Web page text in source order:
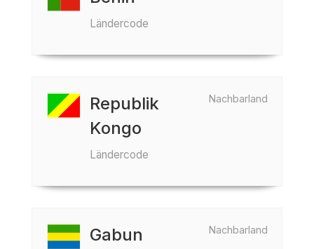
Ländercode
Nachbarland
Republik
Kongo
Ländercode
Nachbarland
Gabun